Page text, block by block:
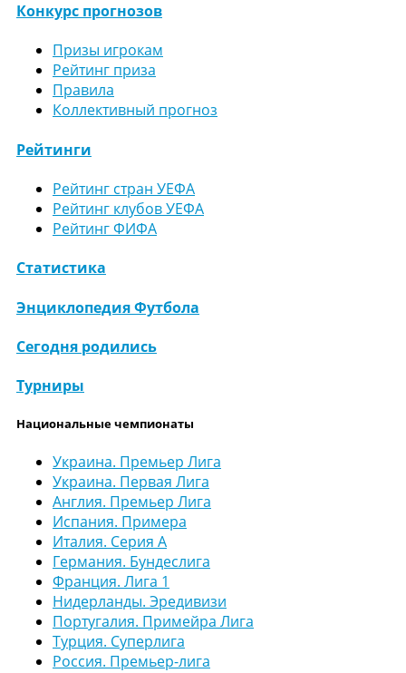
Конкурс прогнозов
Призы игрокам
Рейтинг приза
Правила
Коллективный прогноз
Рейтинги
Рейтинг стран УЕФА
Рейтинг клубов УЕФА
Рейтинг ФИФА
Статистика
Энциклопедия Футбола
Сегодня родились
Турниры
Национальные чемпионаты
Украина. Премьер Лига
Украина. Первая Лига
Англия. Премьер Лига
Испания. Примера
Италия. Серия А
Германия. Бундеслига
Франция. Лига 1
Нидерланды. Эредивизи
Португалия. Примейра Лига
Турция. Суперлига
Россия. Премьер-лига